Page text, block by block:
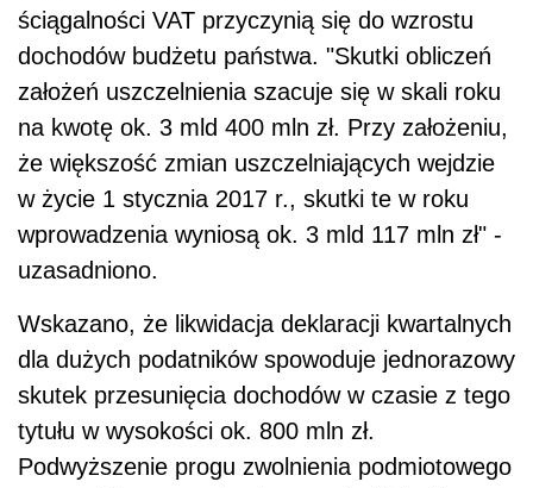
ściągalności VAT przyczynią się do wzrostu
dochodów budżetu państwa. "Skutki obliczeń
założeń uszczelnienia szacuje się w skali roku
na kwotę ok. 3 mld 400 mln zł. Przy założeniu,
że większość zmian uszczelniających wejdzie
w życie 1 stycznia 2017 r., skutki te w roku
wprowadzenia wyniosą ok. 3 mld 117 mln zł" -
uzasadniono.
Wskazano, że likwidacja deklaracji kwartalnych
dla dużych podatników spowoduje jednorazowy
skutek przesunięcia dochodów w czasie z tego
tytułu w wysokości ok. 800 mln zł.
Podwyższenie progu zwolnienia podmiotowego